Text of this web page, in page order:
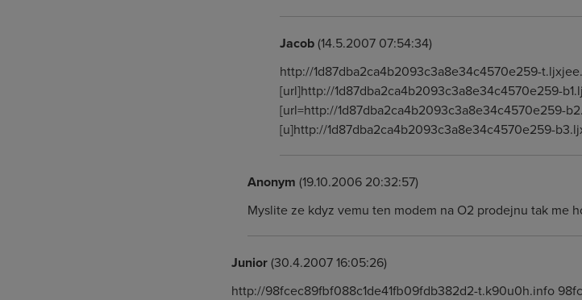
Jacob(14.5.2007 07:54:34)
http://1d87dba2ca4b2093c3a8e34c4570e259-
[url]http://1d87dba2ca4b2093c3a8e34c4570e259-
[url=http://1d87dba2ca4b2093c3a8e34c4570e259-
[u]http://1d87dba2ca4b2093c3a8e34c4570e259-
Anonym (19.10.2006 20:32:57)
Myslite ze kdyz vemu ten modem na O2 prodejnu tak me
Junior(30.4.2007 16:05:26)
http://98fcec89fbf088c1de41fb09fdb382d2-t.k90u0h.info